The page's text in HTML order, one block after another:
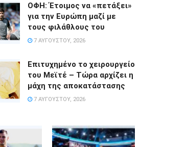
ΟΦΗ: Έτοιμος να «πετάξει»
για την Ευρώπη μαζί με
τους φιλάθλους του
7 ΑΥΓΟΎΣΤΟΥ, 2026
Επιτυχημένο το χειρουργείο
του Μεϊτέ – Τώρα αρχίζει η
μάχη της αποκατάστασης
7 ΑΥΓΟΎΣΤΟΥ, 2026